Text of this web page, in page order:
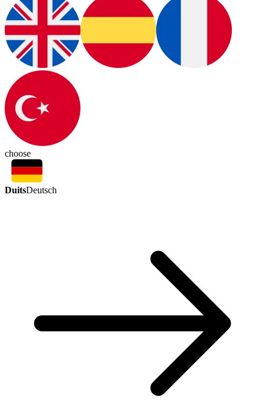
choose
DuitsDeutsch